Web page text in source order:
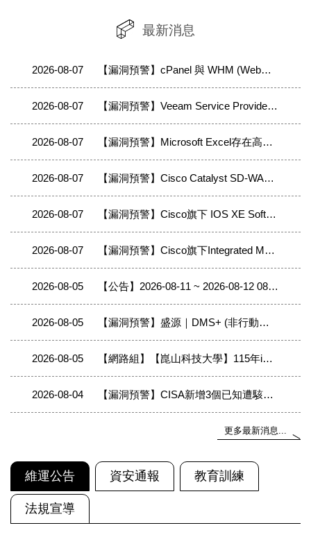
最新消息
2026-08-07 【漏洞預警】cPanel 與 WHM (WebHost Manager) 存在重大資安漏洞(CVE-2026-58048)
2026-08-07 【漏洞預警】Veeam Service Provider Console 存在2個重大資安漏洞
2026-08-07 【漏洞預警】Microsoft Excel存在高風險安全漏洞(CVE-2026-62870)，請儘速確認並進行修補
2026-08-07 【漏洞預警】Cisco Catalyst SD-WAN 存在4個重大資安漏洞
2026-08-07 【漏洞預警】Cisco旗下 IOS XE Software 存在2個重大資安漏洞
2026-08-07 【漏洞預警】Cisco旗下Integrated Management Controller 存在重大資安漏洞(CVE-2026-20200)
2026-08-05 【公告】2026-08-11 ~ 2026-08-12 08:00 ~ 17:00 台北區網中心II（政治大學）將進行相關對外線路與連線單位移轉至400G網路改接作業，作業期間線路中斷，轄下連線單位移轉時會有中斷現象。
2026-08-05 【漏洞預警】盛源｜DMS+ (非行動端) - Use of Hard-coded Credentials
2026-08-05 【網路組】【崑山科技大學】115年iPAS資訊安全工程師(初階)證照班(第2期)
2026-08-04 【漏洞預警】CISA新增3個已知遭駭客利用之漏洞至KEV目錄(2026/07/27-2026/08/02)
更多最新消息...
維運公告 資安通報 教育訓練
法規宣導